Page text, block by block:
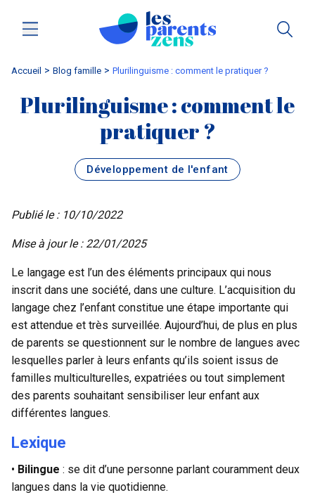
Accueil blog famille Plurilinguisme : comment le pratiquer ?
Plurilinguisme : comment le
pratiquer ?
Développement de l'enfant
Publié le : 10/10/2022
Mise à jour le : 22/01/2025
Le langage est l’un des éléments principaux qui nous
inscrit dans une société, dans une culture. L’acquisition du
langage chez l’enfant constitue une étape importante qui
est attendue et très surveillée. Aujourd’hui, de plus en plus
de parents se questionnent sur le nombre de langues avec
lesquelles parler à leurs enfants qu’ils soient issus de
familles multiculturelles, expatriées ou tout simplement
des parents souhaitant sensibiliser leur enfant aux
différentes langues.
Lexique
• Bilingue : se dit d’une personne parlant couramment deux
langues dans la vie quotidienne.